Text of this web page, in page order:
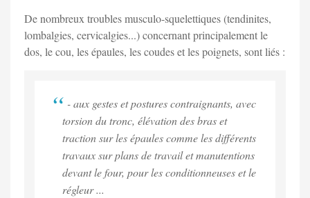
De nombreux troubles musculo-squelettiques (tendinites,
lombalgies, cervicalgies...) concernant principalement le
dos, le cou, les épaules, les coudes et les poignets, sont liés :
- aux gestes et postures contraignants, avec
torsion du tronc, élévation des bras et
traction sur les épaules comme les différents
travaux sur plans de travail et manutentions
devant le four, pour les conditionneuses et le
régleur ...